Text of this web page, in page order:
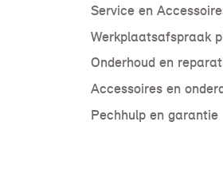
Service en
Werkplaatsafspraak
Onderhoud en
Accessoires en
Pechhulp en garantie